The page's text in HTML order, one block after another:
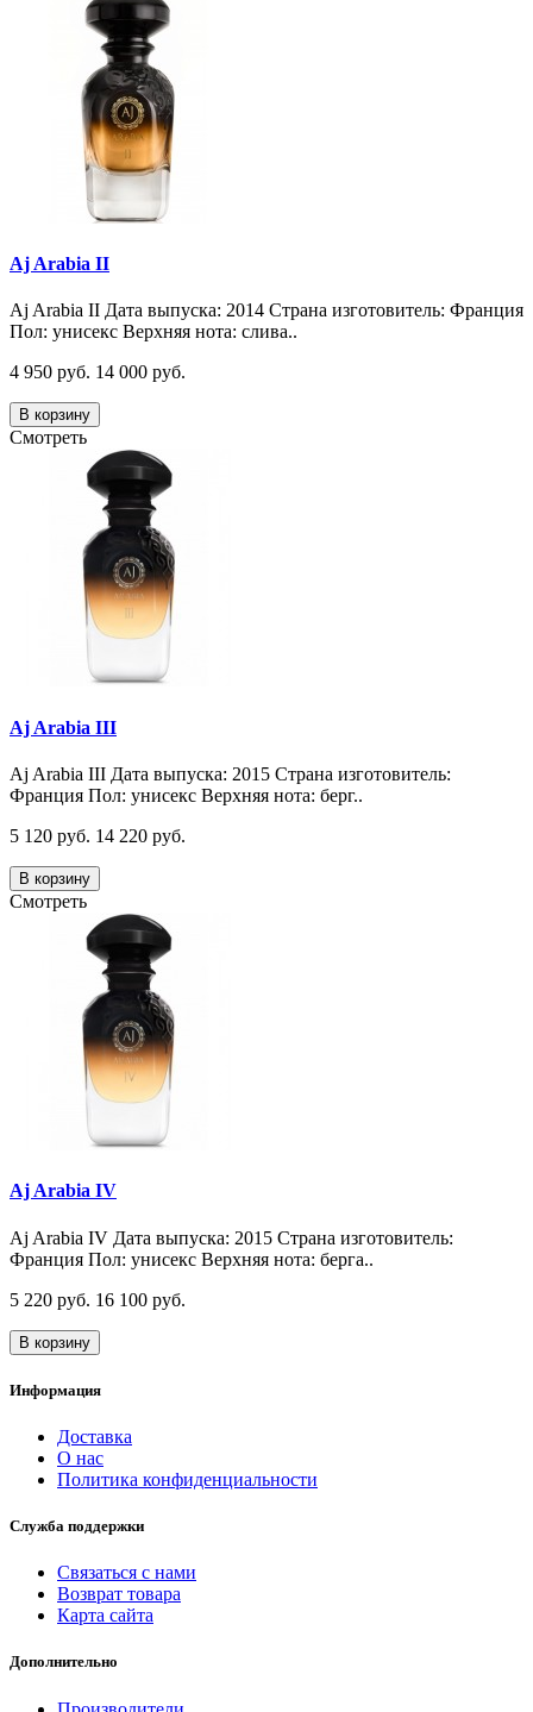
Aj Arabia II
Aj Arabia II Дата выпуска: 2014 Страна изготовитель: Франция
Пол: унисекс Верхняя нота: слива..
4 950 руб. 14 000 руб.
В корзину
Смотреть
Aj Arabia III
Aj Arabia III Дата выпуска: 2015 Страна изготовитель:
Франция Пол: унисекс Верхняя нота: берг..
5 120 руб. 14 220 руб.
В корзину
Смотреть
Aj Arabia IV
Aj Arabia IV Дата выпуска: 2015 Страна изготовитель:
Франция Пол: унисекс Верхняя нота: берга..
5 220 руб. 16 100 руб.
В корзину
Информация
Доставка
О нас
Политика конфиденциальности
Служба поддержки
Связаться с нами
Возврат товара
Карта сайта
Дополнительно